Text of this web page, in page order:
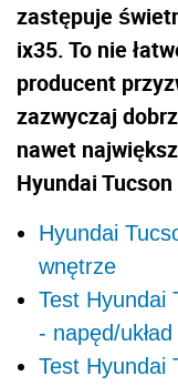
zastępuje
ix35. To nie
producent
zazwyczaj
nawet
Hyundai
Hyundai
wnętrze
Test Hyundai
- napęd/
Test Hyundai